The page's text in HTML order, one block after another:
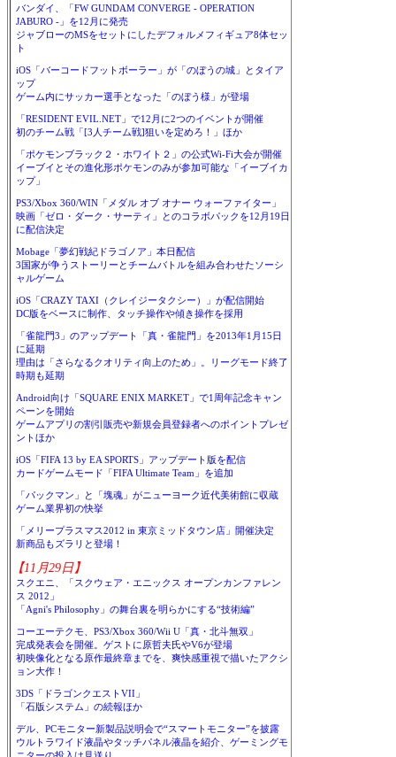
バンダイ、「FW GUNDAM CONVERGE - OPERATION
JABURO -」を12月に発売
ジャブローのMSをセットにしたデフォルメフィギュア8体セッ
ト
iOS「バーコードフットボーラー」が「のぼうの城」とタイア
ップ
ゲーム内にサッカー選手となった「のぼう様」が登場
「RESIDENT EVIL.NET」で12月に2つのイベントが開催
初のチーム戦「[3人チーム戦]狙いを定めろ！」ほか
「ポケモンブラック２・ホワイト２」の公式Wi-Fi大会が開催
イーブイとその進化形ポケモンのみが参加可能な「イーブイカ
ップ」
PS3/Xbox 360/WIN「メダル オブ オナー ウォーファイター」
映画「ゼロ・ダーク・サーティ」とのコラボパックを12月19日
に配信決定
Mobage「夢幻戦紀ドラゴノア」本日配信
3国家が争うストーリーとチームバトルを組み合わせたソーシ
ャルゲーム
iOS「CRAZY TAXI（クレイジータクシー）」が配信開始
DC版をベースに制作、タッチ操作や傾き操作を採用
「雀龍門3」のアップデート「真・雀龍門」を2013年1月15日
に延期
理由は「さらなるクオリティ向上のため」。リーグモード終了
時期も延期
Android向け「SQUARE ENIX MARKET」で1周年記念キャン
ペーンを開始
ゲームアプリの割引販売や新規会員登録者へのポイントプレゼ
ントほか
iOS「FIFA 13 by EA SPORTS」アップデート版を配信
カードゲームモード「FIFA Ultimate Team」を追加
「パックマン」と「塊魂」がニューヨーク近代美術館に収蔵
ゲーム業界初の快挙
「メリープラスマス2012 in 東京ミッドタウン店」開催決定
新商品もズラリと登場！
【11月29日】
スクエニ、「スクウェア・エニックス オープンカンファレン
ス 2012」
「Agni's Philosophy」の舞台裏を明らかにする“技術編”
コーエーテクモ、PS3/Xbox 360/Wii U「真・北斗無双」
完成発表会を開催。ゲストに原哲夫氏やV6が登場
初映像化となる原作最終章までを、爽快感重視で描いたアクシ
ョン大作！
3DS「ドラゴンクエストVII」
「石版システム」の続報ほか
デル、PCモニター新製品説明会で“スマートモニター”を披露
ウルトラワイド液晶やタッチパネル液晶を紹介、ゲーミングモ